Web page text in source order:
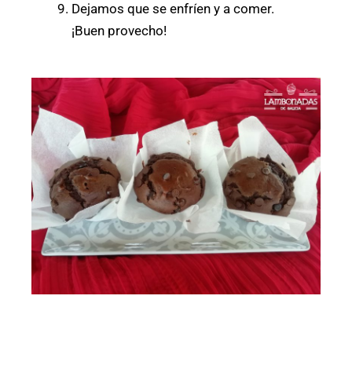
Dejamos que se enfríen y a comer.
¡Buen provecho!